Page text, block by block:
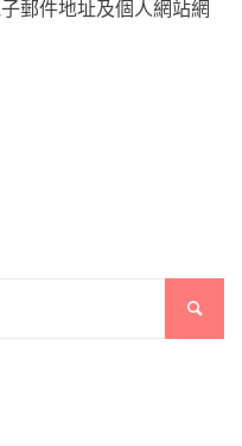
郵件地址及個人網站網